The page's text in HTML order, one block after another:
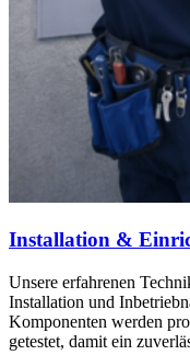
Installation &
Unsere erfahrenen
Installation und
Komponenten werden
getestet, damit ein